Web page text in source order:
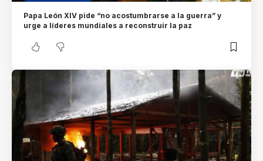
Papa León XIV pide “no acostumbrarse a la guerra” y
urge a líderes mundiales a reconstruir la paz